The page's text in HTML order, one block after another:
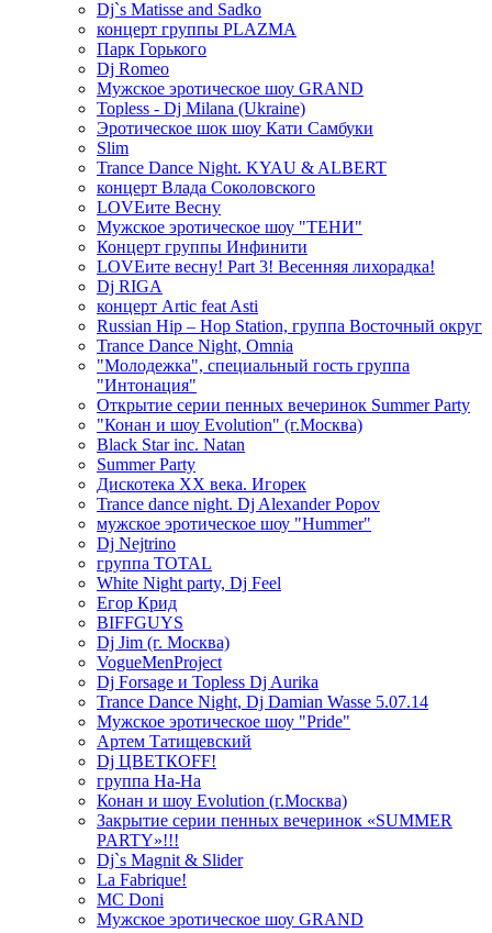
Dj`s Matisse and Sadko
концерт группы PLAZMA
Парк Горького
Dj Romeo
Мужское эротическое шоу GRAND
Topless - Dj Milana (Ukraine)
Эротическое шок шоу Кати Самбуки
Slim
Trance Dance Night. KYAU & ALBERT
концерт Влада Соколовского
LOVEите Весну
Мужское эротическое шоу "ТЕНИ"
Концерт группы Инфинити
LOVEите весну! Part 3! Весенняя лихорадка!
Dj RIGA
концерт Artic feat Asti
Russian Hip – Hop Station, группа Восточный округ
Trance Dance Night, Omnia
"Молодежка", специальный гость группа
"Интонация"
Открытие серии пенных вечеринок Summer Party
"Конан и шоу Evolution" (г.Москва)
Black Star inc. Natan
Summer Party
Дискотека ХХ века. Игорек
Trance dance night. Dj Alexander Popov
мужское эротическое шоу "Hummer"
Dj Nejtrino
группа TOTAL
White Night party, Dj Feel
Егор Крид
BIFFGUYS
Dj Jim (г. Москва)
VogueMenProject
Dj Forsage и Topless Dj Aurika
Trance Dance Night, Dj Damian Wasse 5.07.14
Мужское эротическое шоу "Pride"
Артем Татищевский
Dj ЦВЕТКOFF!
группа На-На
Конан и шоу Evolution (г.Москва)
Закрытие серии пенных вечеринок «SUMMER
PARTY»!!!
Dj`s Magnit & Slider
La Fabrique!
MC Doni
Мужское эротическое шоу GRAND